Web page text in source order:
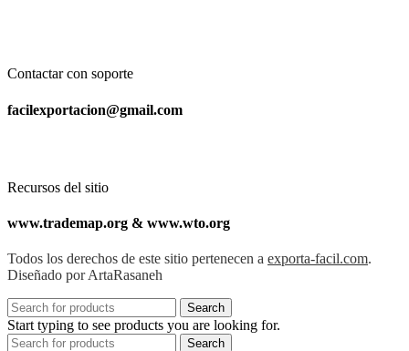
Contactar con soporte
facilexportacion@gmail.com
Recursos del sitio
www.trademap.org & www.wto.org
Todos los derechos de este sitio pertenecen a exporta-facil.com.
Diseñado por ArtaRasaneh
Search
Start typing to see products you are looking for.
Search